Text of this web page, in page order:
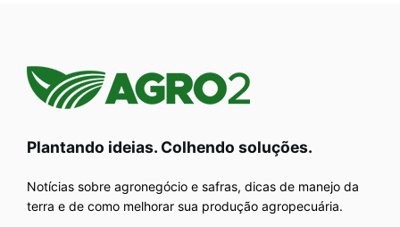
Plantando ideias. Colhendo soluções.
Notícias sobre agronegócio e safras, dicas de manejo da
terra e de como melhorar sua produção agropecuária.